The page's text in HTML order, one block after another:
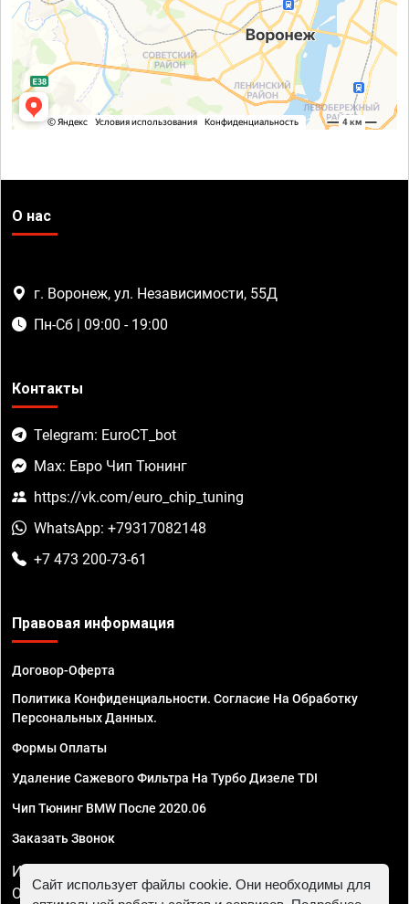
О нас
г. Воронеж, ул. Независимости, 55Д
Пн-Сб | 09:00 - 19:00
Контакты
Telegram: EuroCT_bot
Max: Евро Чип Тюнинг
https://vk.com/euro_chip_tuning
WhatsApp: +79317082148
+7 473 200-73-61
Правовая информация
Договор-Оферта
Политика Конфиденциальности. Согласие На Обработку
Персональных Данных.
Формы Оплаты
Удаление Сажевого Фильтра На Турбо Дизеле TDI
Чип Тюнинг BMW После 2020.06
Заказать Звонок
ИП Смирнов Георгий Павлович. ИНН 781302555843,
ОГРНИП 324470400032610
Сайт использует файлы cookie. Они необходимы для